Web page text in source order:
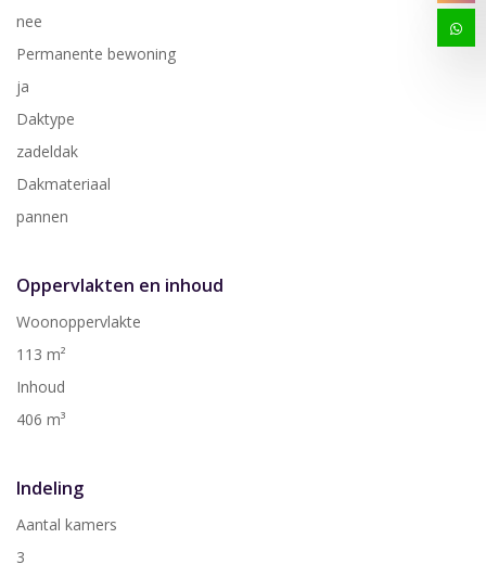
nee
Permanente bewoning
ja
Daktype
zadeldak
Dakmateriaal
pannen
Oppervlakten en inhoud
Woonoppervlakte
113 m²
Inhoud
406 m³
Indeling
Aantal kamers
3